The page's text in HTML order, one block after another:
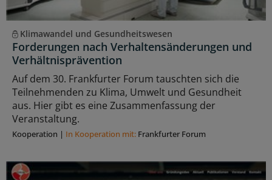
Klimawandel und Gesundheitswesen
Forderungen nach Verhaltensänderungen und
Verhältnisprävention
Auf dem 30. Frankfurter Forum tauschten sich die
Teilnehmenden zu Klima, Umwelt und Gesundheit
aus. Hier gibt es eine Zusammenfassung der
Veranstaltung.
Kooperation | In Kooperation mit: Frankfurter Forum